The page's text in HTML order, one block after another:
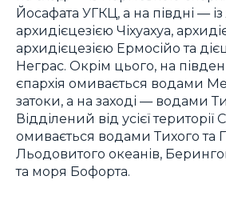
Йосафата УГКЦ, а на півдні —
архидієцезією Чіхуахуа,
архидієцезією Ермосійо та
Неграс. Окрім цього, на
єпархія омивається водами
затоки, а на заході — водами
Відділений від усієї
омивається водами Тихого та
Льодовитого океанів,
та моря Бофорта.